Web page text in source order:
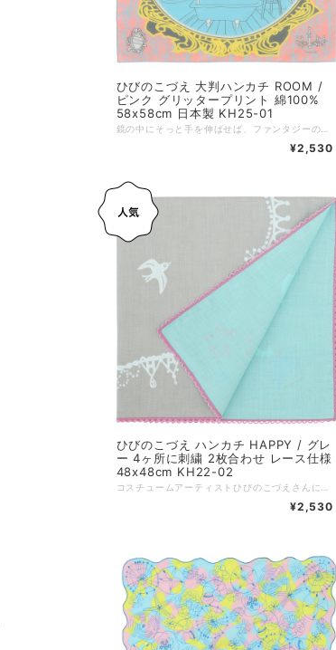
ひびのこづえ 大判ハンカチ ROOM /
ピンク グリッタープリント 綿100%
58x58cm 日本製 KH25-01
¥2,530
ひびのこづえ ハンカチ HAPPY / グレ
ー 4ヶ所に刺繍 2枚合わせ レース仕様
48x48cm KH22-02
¥2,530